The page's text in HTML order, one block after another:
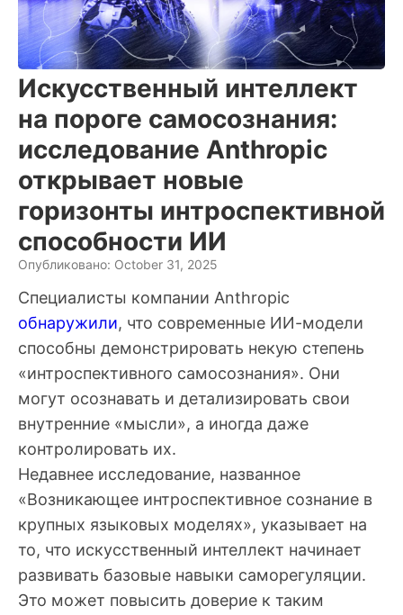
Искусственный интеллект
на пороге самосознания:
исследование Anthropic
открывает новые
горизонты интроспективной
способности ИИ
Опубликовано: October 31, 2025
Специалисты компании Anthropic
обнаружили, что современные ИИ-модели
способны демонстрировать некую степень
«интроспективного самосознания». Они
могут осознавать и детализировать свои
внутренние «мысли», а иногда даже
контролировать их.
Недавнее исследование, названное
«Возникающее интроспективное сознание в
крупных языковых моделях», указывает на
то, что искусственный интеллект начинает
развивать базовые навыки саморегуляции.
Это может повысить доверие к таким